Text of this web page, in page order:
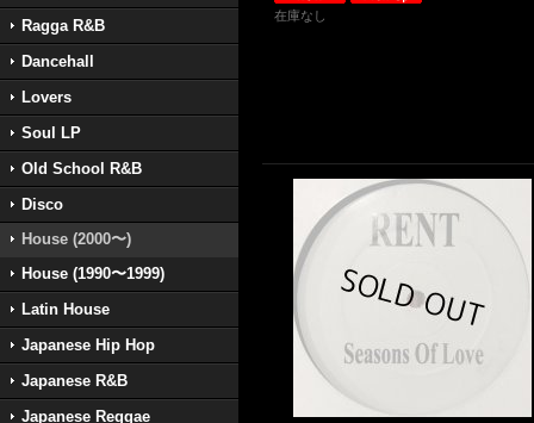
Ragga R&B
Dancehall
Lovers
Soul LP
Old School R&B
Disco
House (2000〜)
House (1990〜1999)
Latin House
Japanese Hip Hop
Japanese R&B
Japanese Reggae
在庫なし